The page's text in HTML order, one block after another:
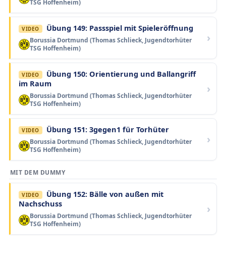
TSG Hoffenheim)
VIDEO Übung 149: Passspiel mit Spieleröffnung
Borussia Dortmund (Thomas Schlieck, Jugendtorhüter
TSG Hoffenheim)
VIDEO
Übung 150: Orientierung und Ballangriff
im Raum
Borussia Dortmund (Thomas Schlieck, Jugendtorhüter
TSG Hoffenheim)
VIDEO Übung 151: 3gegen1 für Torhüter
Borussia Dortmund (Thomas Schlieck, Jugendtorhüter
TSG Hoffenheim)
MIT DEM DUMMY
VIDEO
Übung 152: Bälle von außen mit
Nachschuss
Borussia Dortmund (Thomas Schlieck, Jugendtorhüter
TSG Hoffenheim)